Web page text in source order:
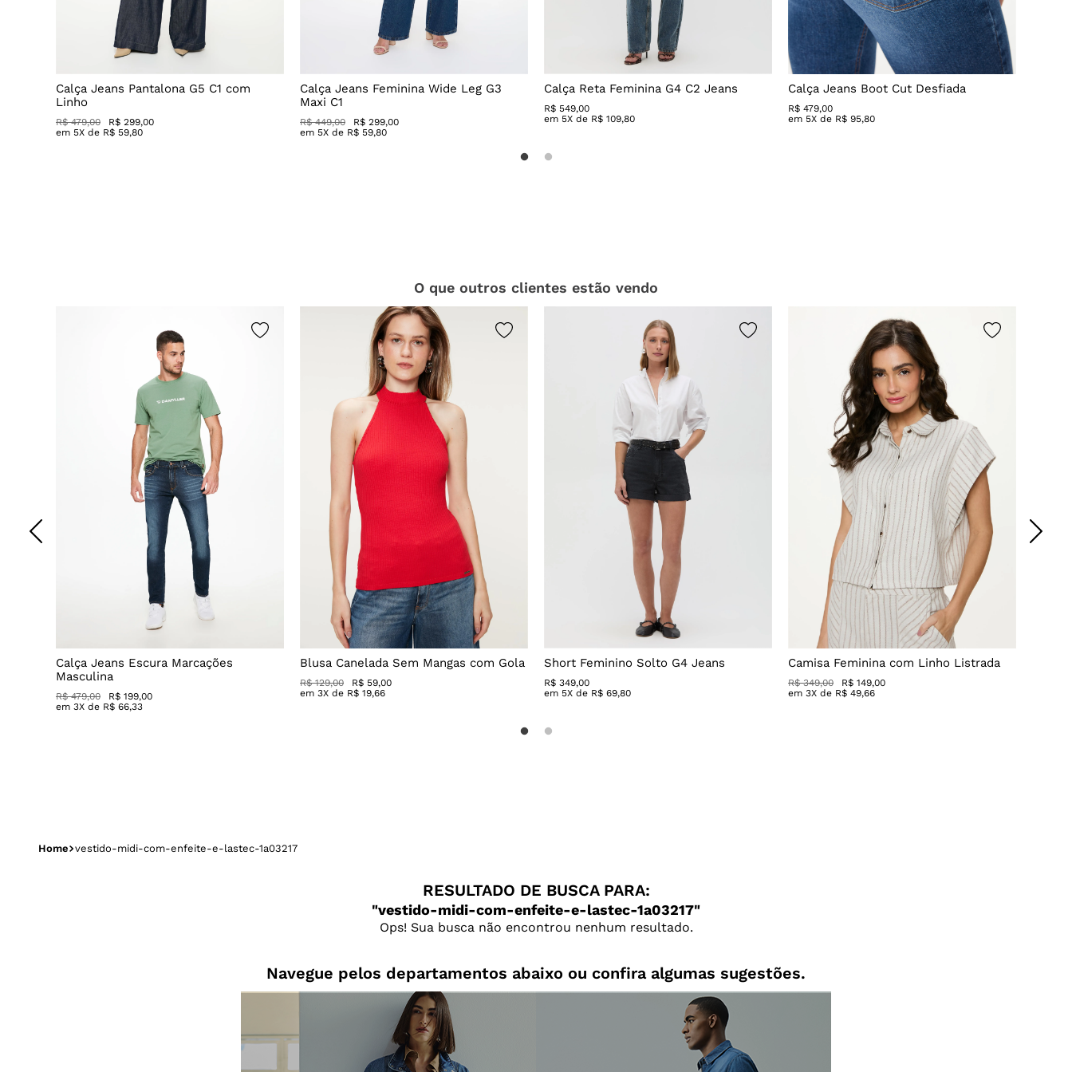
Calça Jeans Pantalona G5 C1 com
Linho
R$ 479,00
R$ 299,00
em 5X de R$ 59,80
Calça Jeans Feminina Wide Leg G3
Maxi C1
R$ 449,00
R$ 299,00
em 5X de R$ 59,80
Calça Reta Feminina G4 C2 Jeans
R$ 549,00
em 5X de R$ 109,80
Calça Jeans Boot Cut Desfiada
R$ 479,00
em 5X de R$ 95,80
O que outros clientes estão vendo
Calça Jeans Escura Marcações
Masculina
R$ 479,00
R$ 199,00
em 3X de R$ 66,33
Blusa Canelada Sem Mangas com Gola
R$ 129,00
R$ 59,00
em 3X de R$ 19,66
Short Feminino Solto G4 Jeans
R$ 349,00
em 5X de R$ 69,80
Camisa Feminina com Linho Listrada
R$ 349,00
R$ 149,00
em 3X de R$ 49,66
vestido-midi-com-enfeite-e-lastec-1a03217
RESULTADO DE BUSCA PARA:
vestido-midi-com-enfeite-e-lastec-1a03217
Ops! Sua busca não encontrou nenhum resultado.
Navegue pelos departamentos abaixo ou confira algumas sugestões.